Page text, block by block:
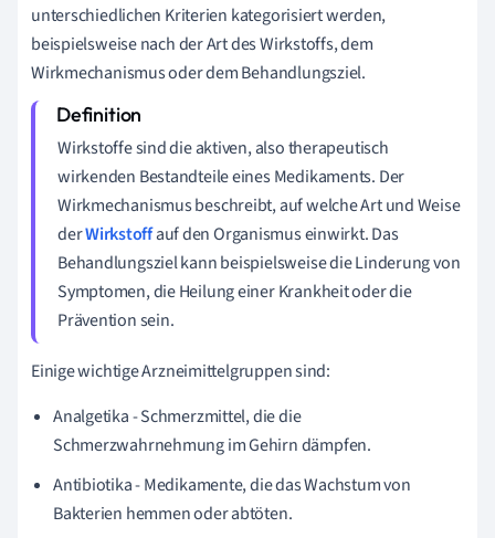
unterschiedlichen Kriterien kategorisiert werden,
beispielsweise nach der Art des Wirkstoffs, dem
Wirkmechanismus oder dem Behandlungsziel.
Wirkstoffe sind die aktiven, also therapeutisch
wirkenden Bestandteile eines Medikaments. Der
Wirkmechanismus beschreibt, auf welche Art und Weise
derWirkstoffauf den Organismus einwirkt. Das
Behandlungsziel kann beispielsweise die Linderung von
Symptomen, die Heilung einer Krankheit oder die
Prävention sein.
Einige wichtige Arzneimittelgruppen sind:
Analgetika - Schmerzmittel, die die
Schmerzwahrnehmung im Gehirn dämpfen.
Antibiotika - Medikamente, die das Wachstum von
Bakterien hemmen oder abtöten.